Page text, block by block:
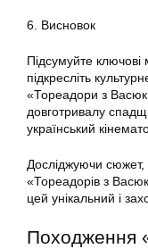
6. Висновок
Підсумуйте ключові
підкресліть
«Тореадори з
довготривалу
український
Досліджуючи сюжет,
«Тореадорів з
цей унікальний і
Походження